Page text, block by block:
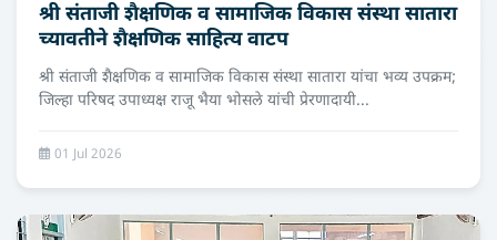
श्री संताजी शैक्षणिक व सामाजिक विकास संस्था सातारा
च्‍यावतीने शैक्षणिक साहित्य वाटप
श्री संताजी शैक्षणिक व सामाजिक विकास संस्था सातारा यांचा भव्य उपक्रम;
जिल्हा परिषद उपाध्यक्ष राजू भैया भोसले यांची प्रेरणादायी...
01 Jul 2026